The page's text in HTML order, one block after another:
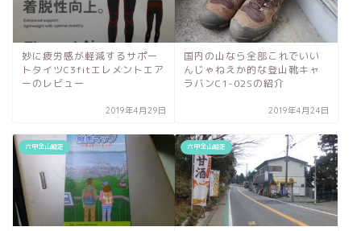
妙に疲労感が軽減するサポー
トタイツC3fitエレメントエア
ーのレビュー
2019年4月29日
国内の山なら全部これでいい
んじゃねえか的な登山靴キャ
ラバンC1-02Sの紹介
2019年4月24日
六甲全山縦走 六甲全山縦走